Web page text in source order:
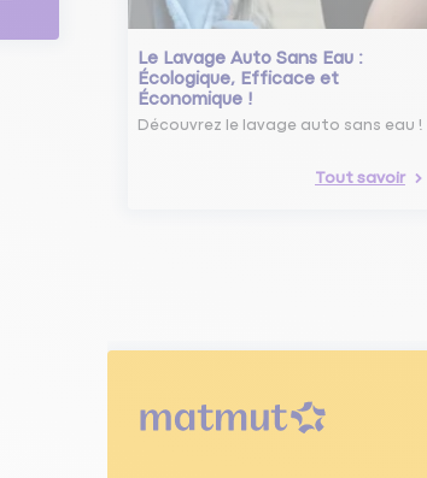
Le Lavage Auto Sans Eau :
Écologique, Efficace et
Économique !
Découvrez le lavage auto sans eau !
Tout savoir